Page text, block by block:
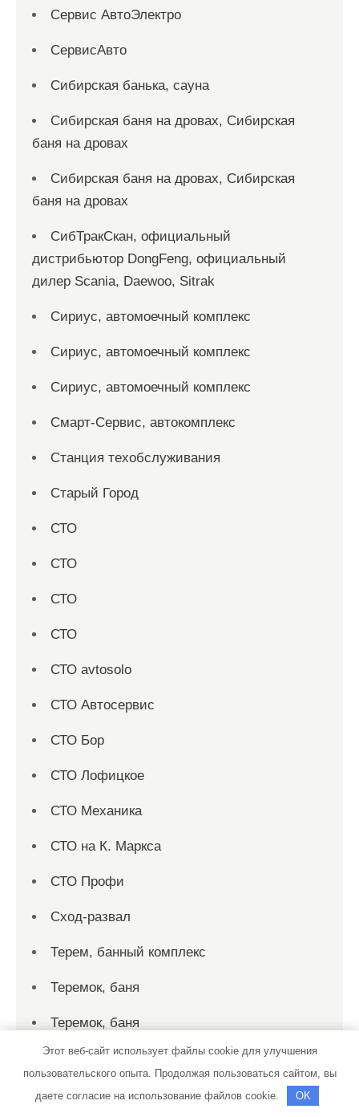
Сервис АвтоЭлектро
СервисАвто
Сибирская банька, сауна
Сибирская баня на дровах, Сибирская
баня на дровах
Сибирская баня на дровах, Сибирская
баня на дровах
СибТракСкан, официальный
дистрибьютор DongFeng, официальный
дилер Scania, Daewoo, Sitrak
Сириус, автомоечный комплекс
Сириус, автомоечный комплекс
Сириус, автомоечный комплекс
Смарт-Сервис, автокомплекс
Станция техобслуживания
Старый Город
СТО
СТО
СТО
СТО
СТО avtosolo
СТО Автосервис
СТО Бор
СТО Лофицкое
СТО Механика
СТО на К. Маркса
СТО Профи
Сход-развал
Терем, банный комплекс
Теремок, баня
Теремок, баня
Территория первых, сауна
Технопарк, автотехцентр для корейских,
Этот веб-сайт использует файлы cookie для улучшения
пользовательского опыта. Продолжая пользоваться сайтом, вы
даете согласие на использование файлов cookie.
OK